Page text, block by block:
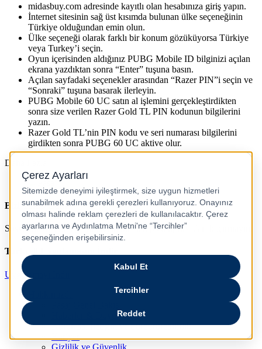
midasbuy.com adresinde kayıtlı olan hesabınıza giriş yapın.
İnternet sitesinin sağ üst kısımda bulunan ülke seçeneğinin
Türkiye olduğundan emin olun.
Ülke seçeneği olarak farklı bir konum gözüküyorsa Türkiye
veya Turkey’i seçin.
Oyun içerisinden aldığınız PUBG Mobile ID bilginizi açılan
ekrana yazdıktan sonra “Enter” tuşuna basın.
Açılan sayfadaki seçenekler arasından “Razer PIN”i seçin ve
“Sonraki” tuşuna basarak ilerleyin.
PUBG Mobile 60 UC satın al işlemini gerçekleştirdikten
sonra size verilen Razer Gold TL PIN kodunun bilgilerini
yazın.
Razer Gold TL’nin PIN kodu ve seri numarası bilgilerini
girdikten sonra PUBG 60 UC aktive olur.
Daha Fazla
Bizi Takip Edin
Sosyal medya hesaplarımızdan bizi takip edin, fırsatları kaçırmayın.
Turkcell Uygulamasını İndir
Uygulamayı İndir
Haberler & Duyurular
Kurumsal İletişim ve Sürdürürebilirlik
Kariyer
Gizlilik ve Güvenlik